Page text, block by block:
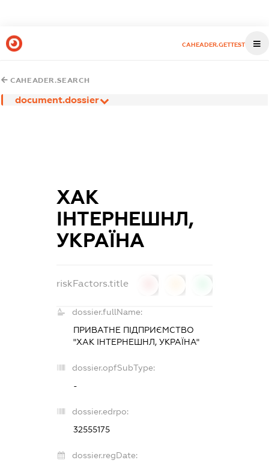
CAHEADER.GETTEST
CAHEADER.SEARCH
document.dossier
ХАК
ІНТЕРНЕШНЛ,
УКРАЇНА
riskFactors.title
dossier.fullName:
ПРИВАТНЕ ПІДПРИЄМСТВО
"ХАК ІНТЕРНЕШНЛ, УКРАЇНА"
dossier.opfSubType:
-
dossier.edrpo:
32555175
dossier.regDate: